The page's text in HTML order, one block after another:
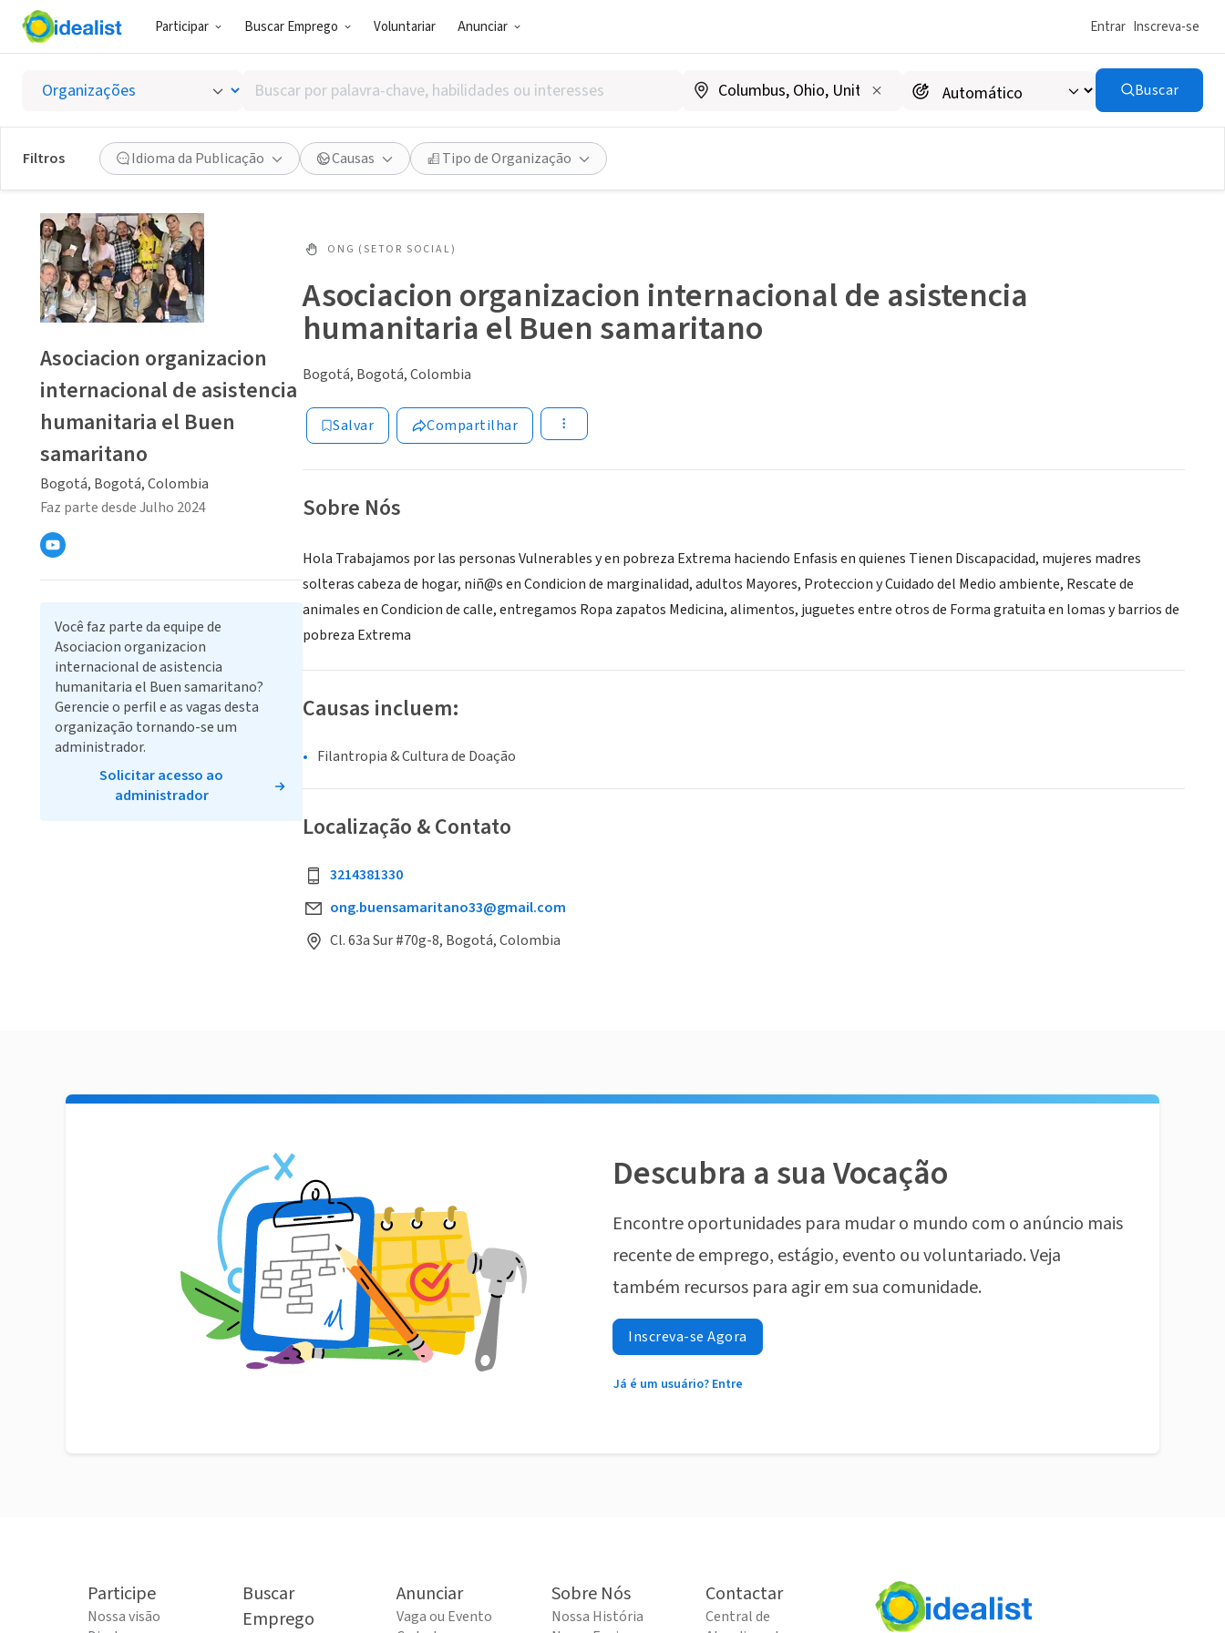
Participar Buscar Emprego Voluntariar Anunciar Entrar Inscreva-se
Buscar
por
palavra-
chave,
habilidades
ou
Buscar
Filtros Idioma da Publicação Causas Tipo de Organização
ONG (SETOR SOCIAL)
Asociacion organizacion internacional de asistencia
humanitaria el Buen samaritano
Bogotá, Bogotá, Colombia
Salvar Compartilhar
Sobre Nós
Hola Trabajamos por las personas Vulnerables y en pobreza Extrema haciendo Enfasis en quienes Tienen Discapacidad, mujeres madres
solteras cabeza de hogar, niñ@s en Condicion de marginalidad, adultos Mayores, Proteccion y Cuidado del Medio ambiente, Rescate de
animales en Condicion de calle, entregamos Ropa zapatos Medicina, alimentos, juguetes entre otros de Forma gratuita en lomas y barrios de
pobreza Extrema
Causas incluem:
Filantropia & Cultura de Doação
Localização & Contato
3214381330
ong.buensamaritano33@gmail.com
Cl. 63a Sur #70g-8, Bogotá, Colombia
Asociacion organizacion
internacional de asistencia
humanitaria el Buen
samaritano
Bogotá, Bogotá, Colombia
Faz parte desde Julho 2024
Você faz parte da equipe de
Asociacion organizacion
internacional de asistencia
humanitaria el Buen samaritano?
Gerencie o perfil e as vagas desta
organização tornando-se um
administrador.
Solicitar acesso ao
administrador
Descubra a sua Vocação
Encontre oportunidades para mudar o mundo com o anúncio mais
recente de emprego, estágio, evento ou voluntariado. Veja
também recursos para agir em sua comunidade.
Inscreva-se Agora
Já é um usuário? Entre
Participe
Nossa visão
Buscar
Emprego
Anunciar
Vaga ou Evento
Sobre Nós
Nossa História
Contactar
Central de